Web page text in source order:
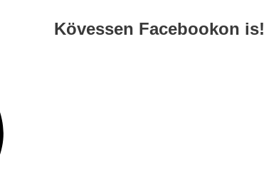
Kövessen Facebookon is!